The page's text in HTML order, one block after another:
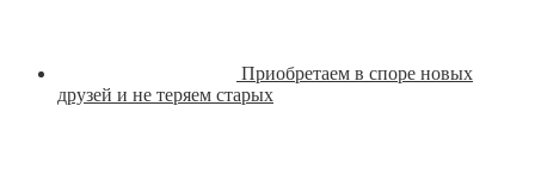
Приобретаем в споре новых
друзей и не теряем старых